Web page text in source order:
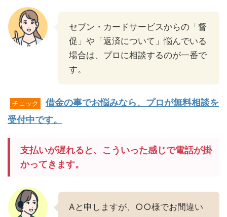
セブン・カードサービスからの「督
促」や「返済について」悩んでいる
場合は、プロに相談するのが一番で
す。
チェック
借金の事でお悩みなら、プロが無料相談を
受付中です。
支払いが遅れると、こういった感じで電話が掛
かってきます。
Aと申しますが、○○様でお間違い